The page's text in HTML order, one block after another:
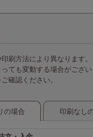
刷方法により異なります
ても変動する場合がござ
確認ください。
の場合 印刷なし